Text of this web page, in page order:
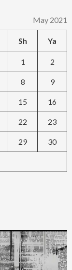
May 2021
Sh Ya
1 2
8 9
15 16
22 23
29 30